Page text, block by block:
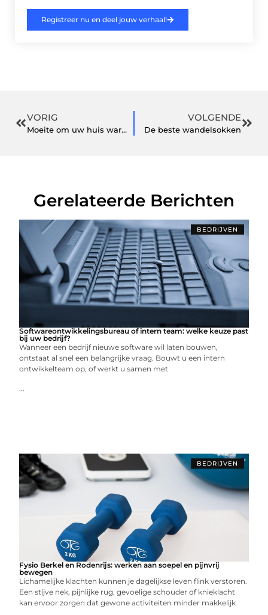
Registreer nu en deel jouw verhaal!
VORIG
Moeite om uw huis warm te krijgen en te houden?
VOLGENDE
De beste wandelsokken
Gerelateerde Berichten
BEDRIJVEN
Softwareontwikkelingsbureau of intern team: welke keuze past
bij uw bedrijf?
Wanneer een bedrijf nieuwe software wil laten bouwen,
ontstaat al snel een belangrijke vraag. Bouwt u een intern
ontwikkelteam op, of werkt u samen met
...
BEDRIJVEN
Fysio Berkel en Rodenrijs: werken aan soepel en pijnvrij
bewegen
Lichamelijke klachten kunnen je dagelijkse leven flink verstoren.
Een stijve nek, pijnlijke rug, gevoelige schouder of knieklacht
kan ervoor zorgen dat gewone activiteiten minder makkelijk